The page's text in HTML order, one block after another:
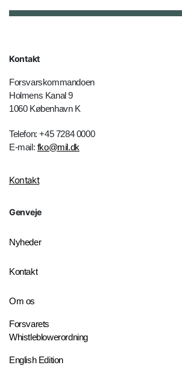
Kontakt
Forsvarskommandoen
Holmens Kanal 9
1060 København K
Telefon: +45 7284 0000
E-mail: fko@mil.dk
Kontakt
Genveje
Nyheder
Kontakt
Om os
Forsvarets
Whistleblowerordning
English Edition